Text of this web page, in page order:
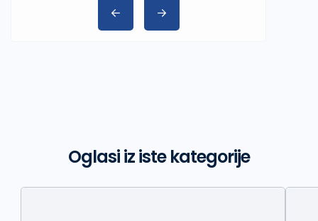
Oglasi iz iste kategorije